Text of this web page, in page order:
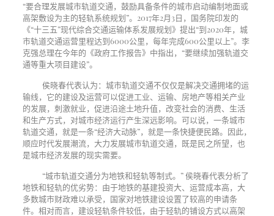
“要合理发展城市轨道交通，鼓励具备条件的城市启动编制地面或
高架敷设为主的轻轨系统规划”。 2017年2月3日，国务院印发的
《“十三五”现代综合交通运输体系发展规划》提出“到2020年，城
市轨道交通运营里程达到6000公里，每年完成600公里以上”。李
克强总理在今年的《政府工作报告》中指出，“要继续加强轨道交
通等重大项目建设”。
侯晓春代表认为：城市轨道交通不仅仅是解决交通拥堵的运
输线，它的建设及运营可以促进工业、运输、房地产等相关产业
的发展，刺激就业，促进沿途土地升值，改变社会的消费、生活
和生产方式，对城市经济运行产生深远影响。可以说，一条城市
轨道交通，就是一条“经济大动脉”，就是一条快捷便民路。因此，
顺应时代发展潮流，大力发展城市轨道交通，既是民之所望，也
是城市经济发展的现实需要。
“城市轨道交通分为地铁和轻轨等制式。” 侯晓春代表分析了
地铁和轻轨的优劣势：由于地铁的基建投资大、运营成本高，大
多数城市财政难以承受，国家对地铁建设设置了较高的申请条
件。相对而言，建设轻轨条件较低，由于轻轨的铺设方式以高架